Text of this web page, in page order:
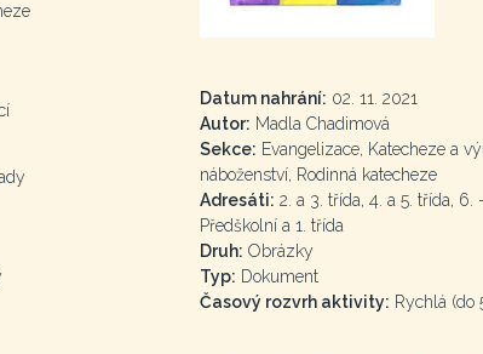
Datum nahrání: 02. 11. 2021
Autor: Madla Chadimová
Sekce: Evangelizace, Katecheze a
náboženství, Rodinná katecheze
Adresáti: 2. a 3. třída, 4. a 5. třída, 6.
Předškolní a 1. třída
Druh: Obrázky
Typ: Dokument
Časový rozvrh aktivity: Rychlá (do